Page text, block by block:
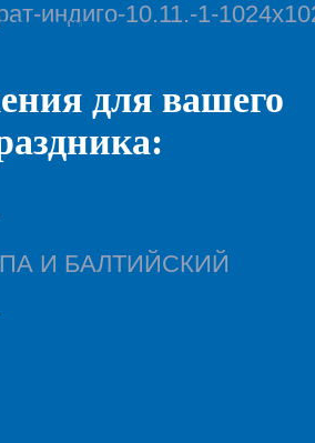
г. Калининград
для вашего
И БАЛТИЙСКИЙ